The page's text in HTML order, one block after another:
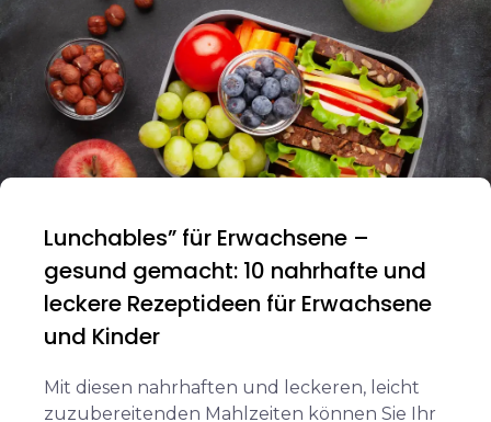
Lunchables” für Erwachsene –
gesund gemacht: 10 nahrhafte und
leckere Rezeptideen für Erwachsene
und Kinder
Mit diesen nahrhaften und leckeren, leicht
zuzubereitenden Mahlzeiten können Sie Ihr